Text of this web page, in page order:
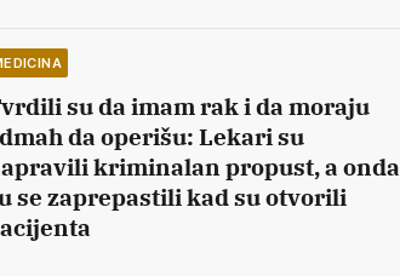
su da imam rak i da moraju
da operišu: Lekari su
kriminalan propust, a onda
se zaprepastili kad su otvorili